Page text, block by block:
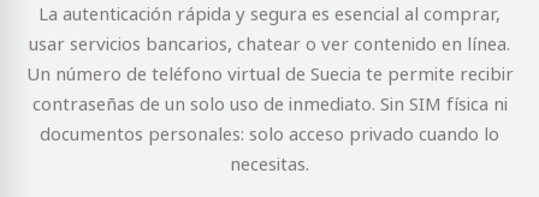
La autenticación rápida y segura es esencial al comprar,
usar servicios bancarios, chatear o ver contenido en línea.
Un número de teléfono virtual de Suecia te permite recibir
contraseñas de un solo uso de inmediato. Sin SIM física ni
documentos personales: solo acceso privado cuando lo
necesitas.